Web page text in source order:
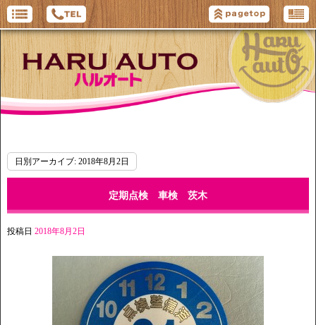
日別アーカイブ: 2018年8月2日
定期点検 車検 茨木
投稿日 2018年8月2日